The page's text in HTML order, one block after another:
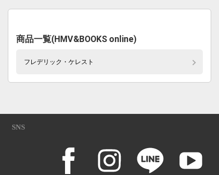
商品一覧(HMV&BOOKS online)
フレデリック・ケレスト
SNS